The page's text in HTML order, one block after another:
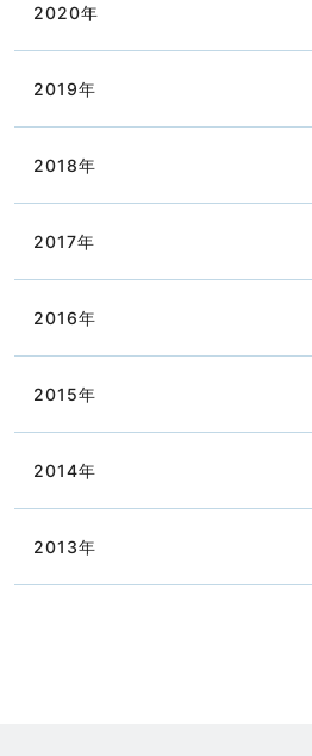
2020年
2019年
2018年
2017年
2016年
2015年
2014年
2013年